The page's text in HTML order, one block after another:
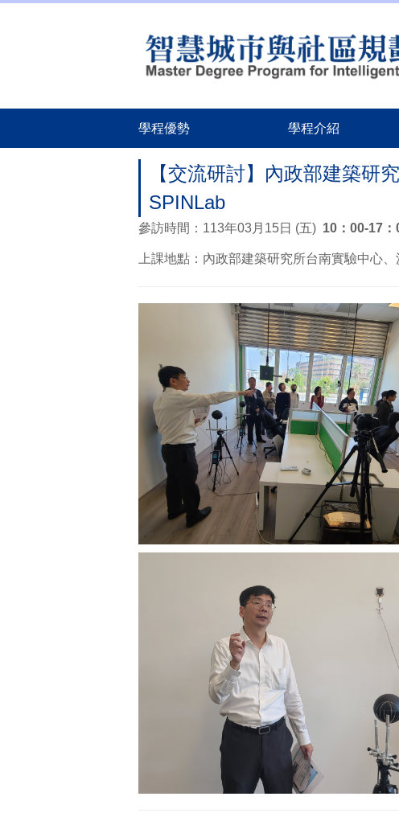
學程優勢 學程介紹
【交流研討】內政部建築研
SPINLab
參訪時間：113年03月15日 (五) 10： 00-17：
上課地點：內政部建築研究所台南實驗中心